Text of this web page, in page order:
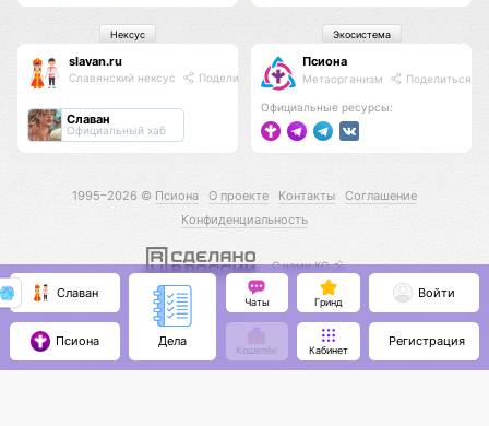
slavan.ru
Славянский нексус Поделиться
Славан
Официальный хаб
Нексус
Псиона
Метаорганизм Поделиться
Официальные ресурсы:
Экосистема
1995–2026 © Псиона О проекте Контакты
Соглашение
Конфиденциальность
С нами КО 🕉️
Славан
Псиона Дела
Чаты Гринд
Кошелёк Кабинет
Войти
Регистрация